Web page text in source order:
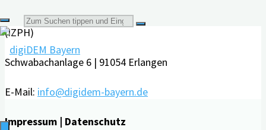
Suchen
nach:
in
–
Anstieg
verlangsamt
Interdisziplinäres Zentrum für HTA und Public Health
(IZPH)
Schwabachanlage 6 | 91054 Erlangen
E-Mail: info@digidem-bayern.de
Impressum | Datenschutz